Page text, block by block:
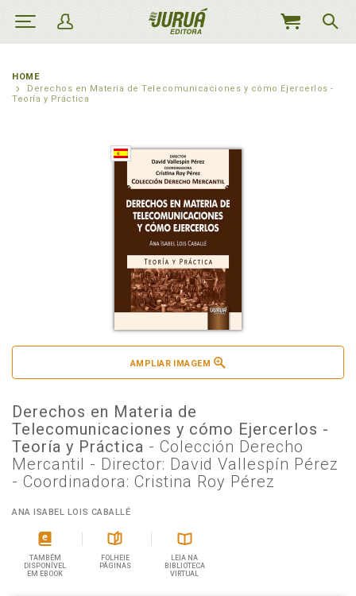
MEU
HOME
Derechos en Materia de Telecomunicaciones y cómo Ejercerlos -
Teoría y Práctica
AMPLIAR IMAGEM
Derechos en Materia de
Telecomunicaciones y cómo Ejercerlos -
Teoría y Práctica - Colección Derecho
Mercantil - Director: David Vallespín Pérez
- Coordinadora: Cristina Roy Pérez
ANA ISABEL LOIS CABALLÉ
TAMBÉM
DISPONÍVEL
EM EBOOK
FOLHEIE
PÁGINAS
LEIA NA
BIBLIOTECA
VIRTUAL